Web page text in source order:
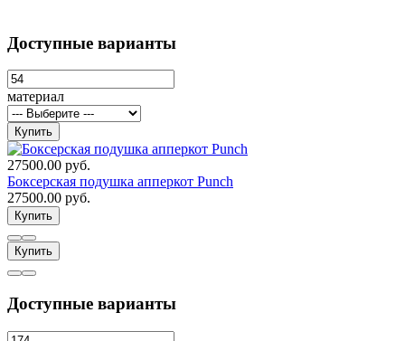
Доступные варианты
материал
Купить
27500.00 руб.
Боксерская подушка апперкот Punch
27500.00 руб.
Купить
Купить
Доступные варианты